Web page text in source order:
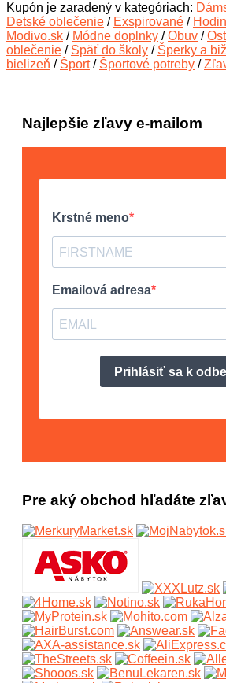
Kupón je zaradený v kategóriach:
Detské oblečenie / Exspirované /
Modivo.sk / Módne doplnky /Obuv /
oblečenie / Späť do školy / Šperky a
bielizeň / Šport/ Športové potreby /
Najlepšie zľavy e-mailom
Pre aký obchod hľadáte